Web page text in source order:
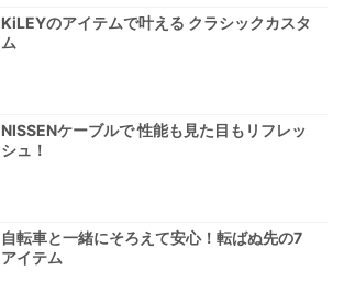
KiLEYのアイテムで叶える クラシックカスタ
ム
NISSENケーブルで 性能も見た目もリフレッ
シュ！
自転車と一緒にそろえて安心！転ばぬ先の7
アイテム